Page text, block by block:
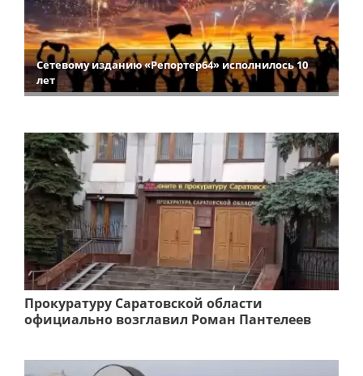
Сетевому изданию «Репортер64» исполнилось 10
лет
Прокуратуру Саратовской области
официально возглавил Роман Пантелеев